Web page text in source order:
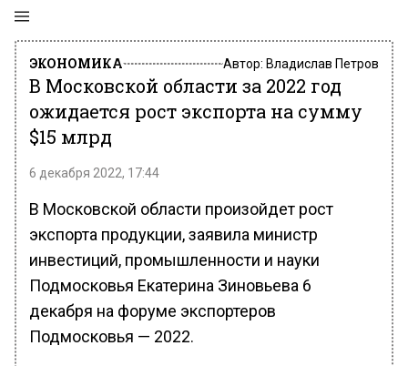
ЭКОНОМИКА Автор: Владислав Петров
В Московской области за 2022 год
ожидается рост экспорта на сумму
$15 млрд
6 декабря 2022, 17:44
В Московской области произойдет рост
экспорта продукции, заявила министр
инвестиций, промышленности и науки
Подмосковья Екатерина Зиновьева 6
декабря на форуме экспортеров
Подмосковья — 2022.